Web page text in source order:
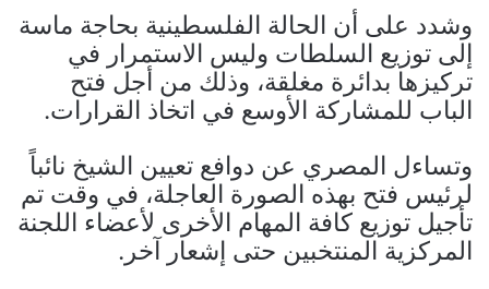
وشدد على أن الحالة الفلسطينية بحاجة ماسة
إلى توزيع السلطات وليس الاستمرار في
تركيزها بدائرة مغلقة، وذلك من أجل فتح
الباب للمشاركة الأوسع في اتخاذ القرارات.
وتساءل المصري عن دوافع تعيين الشيخ نائباً
لرئيس فتح بهذه الصورة العاجلة، في وقت تم
تأجيل توزيع كافة المهام الأخرى لأعضاء اللجنة
المركزية المنتخبين حتى إشعار آخر.